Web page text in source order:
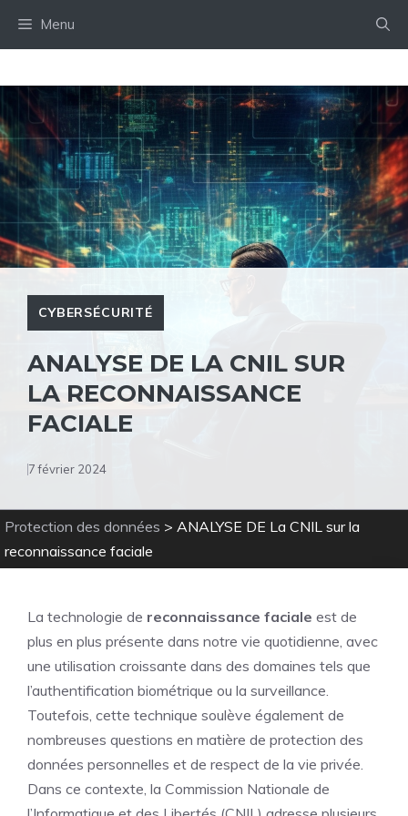
Menu
CYBERSÉCURITÉ
ANALYSE DE LA CNIL SUR
LA RECONNAISSANCE
FACIALE
7 février 2024
Protection des données > ANALYSE DE La CNIL sur la
reconnaissance faciale
La technologie de reconnaissance faciale est de
plus en plus présente dans notre vie quotidienne, avec
une utilisation croissante dans des domaines tels que
l’authentification biométrique ou la surveillance.
Toutefois, cette technique soulève également de
nombreuses questions en matière de protection des
données personnelles et de respect de la vie privée.
Dans ce contexte, la Commission Nationale de